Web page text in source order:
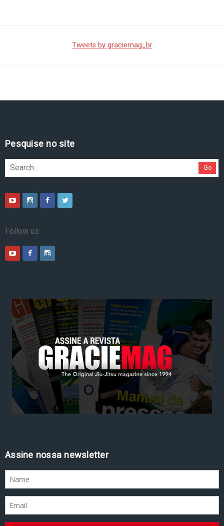
Tweets by graciemag_br
Pesquise no site
Go
Follow us
Assine nossa newsletter